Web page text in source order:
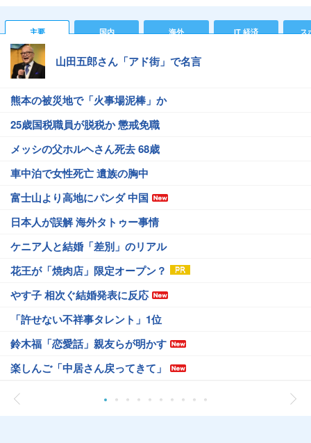
主要 国内 海外 IT 経済 ス
山田五郎さん「アド街」で名言
熊本の被災地で「火事場泥棒」か
25歳国税職員が脱税か 懲戒免職
メッシの父ホルヘさん死去 68歳
車中泊で女性死亡 遺族の胸中
富士山より高地にパンダ 中国
日本人が誤解 海外タトゥー事情
ケニア人と結婚「差別」のリアル
花王が「焼肉店」限定オープン？
やす子 相次ぐ結婚発表に反応
「許せない不祥事タレント」1位
鈴木福「恋愛話」親友らが明かす
楽しんご「中居さん戻ってきて」